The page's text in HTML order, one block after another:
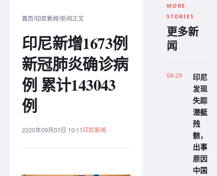
首页/印尼新闻/新闻正文
印尼新增1673例
新冠肺炎确诊病
例 累计143043
例
2020年09月07日 10:11印尼新闻
MORE
STORIES
更多新
闻
04-29
印尼
发现
失踪
潜艇
残
骸，
出事
原因
中国